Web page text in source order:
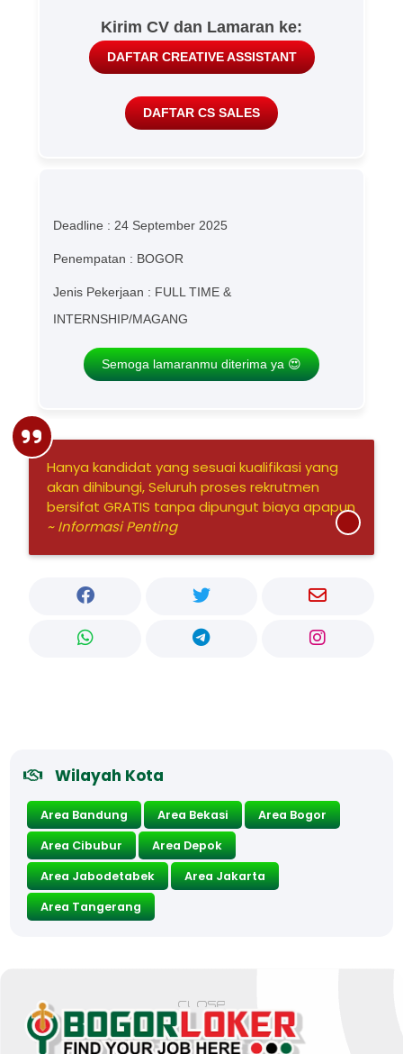
Kirim CV dan Lamaran ke:
DAFTAR CREATIVE ASSISTANT
DAFTAR CS SALES
Deadline : 24 September 2025
Penempatan : BOGOR
Jenis Pekerjaan : FULL TIME &
INTERNSHIP/MAGANG
Semoga lamaranmu diterima ya 😍
Hanya kandidat yang sesuai kualifikasi yang
akan dihibungi, Seluruh proses rekrutmen
bersifat GRATIS tanpa dipungut biaya apapun
~ Informasi Penting
Wilayah Kota
Area Bandung Area Bekasi
Area Bogor
Area Cibubur
Area Depok
Area Jabodetabek
Area Jakarta
Area Tangerang